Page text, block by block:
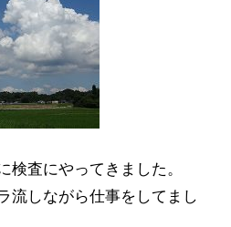
検査にやってきました。
流しながら仕事をしてまし